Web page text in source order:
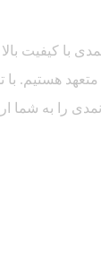
با کیفیت
هستیم.
را به شما